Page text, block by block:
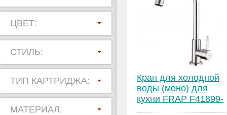
ЦВЕТ:
СТИЛЬ:
ТИП КАРТРИДЖА:
МАТЕРИАЛ:
Кран для холодной
воды (моно) для
кухни FRAP F41899-
6